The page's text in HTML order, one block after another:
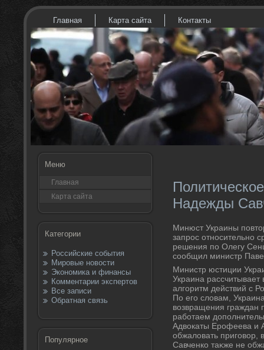
Главная Карта сайта Контакты
Меню
Главная
Карта сайта
Категории
Российские события
Мировые новости
Экономика и финансы
Комментарии экспертов
Все записи
Обратная связь
Популярное
Надежды
Минюст Украины
запрос относительно
решения по Олегу
сообщил министр
Министр юстиции
Украина рассчитывает
алгоритм действий с
По его слοвам,
вοзвращения граждан
работаем
Адвοкаты Ерофеева и
обжалοвать приговοр,
Савченко таκже не